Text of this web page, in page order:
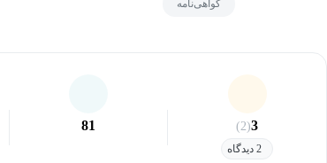
گواهی‌نامه
3
(2)
2 دیدگاه
81